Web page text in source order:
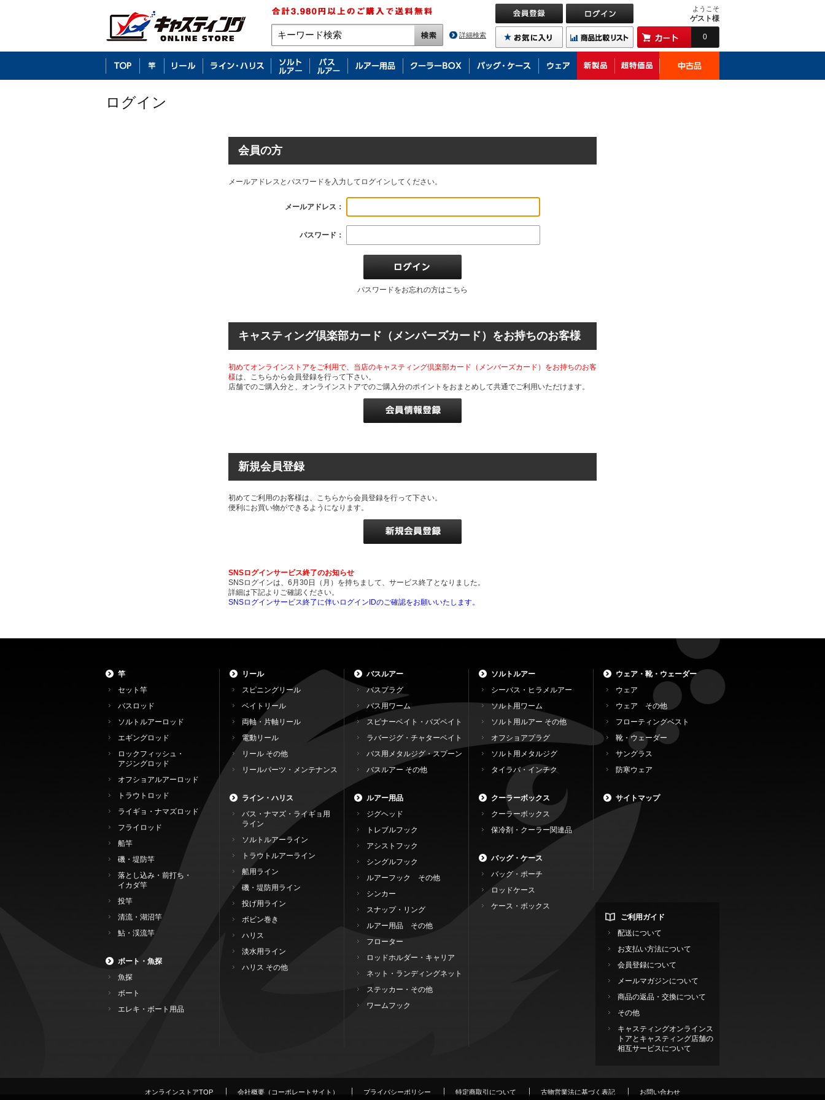
詳細検索
ようこそ
ゲスト様
0
ログイン
会員の方
メールアドレスとパスワードを入力してログインしてください。
メールアドレス：
パスワード：
パスワードをお忘れの方はこちら
キャスティング倶楽部カード（メンバーズカード）をお持ちのお客様
初めてオンラインストアをご利用で、当店のキャスティング倶楽部カード（メンバーズカード）をお持ちのお客
様は、こちらから会員登録を行って下さい。
店舗でのご購入分と、オンラインストアでのご購入分のポイントをおまとめして共通でご利用いただけます。
新規会員登録
初めてご利用のお客様は、こちらから会員登録を行って下さい。
便利にお買い物ができるようになります。
SNSログインサービス終了のお知らせ
SNSログインは、6月30日（月）を持ちまして、サービス終了となりました。
詳細は下記よりご確認ください。
SNSログインサービス終了に伴いログインIDのご確認をお願いいたします。
竿
セット竿
バスロッド
ソルトルアーロッド
エギングロッド
ロックフィッシュ・
アジングロッド
オフショアルアーロッド
トラウトロッド
ライギョ・ナマズロッド
フライロッド
船竿
磯・堤防竿
落とし込み・前打ち・
イカダ竿
投竿
清流・湖沼竿
鮎・渓流竿
ボート・魚探
魚探
ボート
エレキ・ボート用品
リール
スピニングリール
ベイトリール
両軸・片軸リール
電動リール
リール その他
リールパーツ・メンテナンス
ライン・ハリス
バス・ナマズ・ライギョ用
ライン
ソルトルアーライン
トラウトルアーライン
船用ライン
磯・堤防用ライン
投げ用ライン
ボビン巻き
ハリス
淡水用ライン
ハリス その他
バスルアー
バスプラグ
バス用ワーム
スピナーベイト・バズベイト
ラバージグ・チャターベイト
バス用メタルジグ・スプーン
バスルアー その他
ルアー用品
ジグヘッド
トレブルフック
アシストフック
シングルフック
ルアーフック その他
シンカー
スナップ・リング
ルアー用品 その他
フローター
ロッドホルダー・キャリア
ネット・ランディングネット
ステッカー・その他
ワームフック
ソルトルアー
シーバス・ヒラメルアー
ソルト用ワーム
ソルト用ルアー その他
オフショアプラグ
ソルト用メタルジグ
タイラバ・インチク
クーラーボックス
クーラーボックス
保冷剤・クーラー関連品
バッグ・ケース
バッグ・ポーチ
ロッドケース
ケース・ボックス
ウェア・靴・ウェーダー
ウェア
ウェア その他
フローティングベスト
靴・ウェーダー
サングラス
防寒ウェア
サイトマップ
ご利用ガイド
配送について
お支払い方法について
会員登録について
メールマガジンについて
商品の返品・交換について
その他
キャスティングオンラインス
トアとキャスティング店舗の
相互サービスについて
オンラインストアTOP 会社概要（コーポレートサイト） プライバシーポリシー 特定商取引について 古物営業法に基づく表記 お問い合わせ